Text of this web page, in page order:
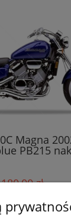
Magna
PB215
180,00 zł
do koszyka